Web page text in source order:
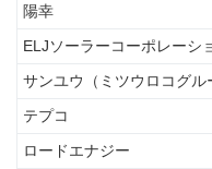
もり
価格
2.2
県】
陽幸
ELJソーラーコーポレーシ
サンユウ（ミツウロコグル
テプコ
ロードエナジー